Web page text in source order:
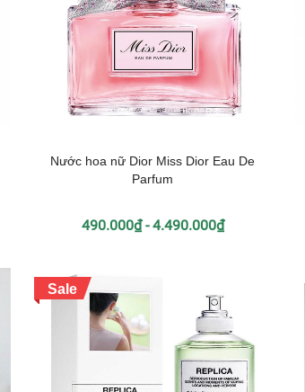
Nước hoa nữ Dior Miss Dior Eau De
Parfum
490.000₫ - 4.490.000₫
Sale